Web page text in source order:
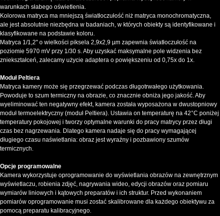
warunkach słabego oświetlenia.
Kolorowa matryca ma mniejszą światłoczułość niż matryca monochromatyczna,
ale jest absolutnie niezbędna w badaniach, w których obiekty są identyfikowane i
klasyfikowane na podstawie koloru.
Matryca 1/1,2" o wielkości piksela 2,9x2,9 µm zapewnia światłoczułość na
poziomie 5970 mV przy 1/30 s. Aby uzyskać maksymalne pole widzenia bez
zniekształceń, zalecamy użycie adaptera o powiększeniu od 0,75x do 1x.
Moduł Peltiera
Matryca kamery może się przegrzewać podczas długotrwałego użytkowania.
Powoduje to szum termiczny na obrazie, co znacznie obniża jego jakość. Aby
wyeliminować ten negatywny efekt, kamera została wyposażona w dwustopniowy
moduł termoelektryczny (moduł Peltiera). Ustawia on temperaturę na 42°C poniżej
temperatury pokojowej i tworzy optymalne warunki do pracy matrycy przez długi
czas bez nagrzewania. Dlatego kamera nadaje się do pracy wymagającej
długiego czasu naświetlania: obraz jest wyraźny i pozbawiony szumów
termicznych.
Opcje programowalne
Kamera wykorzystuje oprogramowanie do wyświetlania obrazów na zewnętrznym
wyświetlaczu, robienia zdjęć, nagrywania wideo, edycji obrazów oraz pomiaru
wymiarów liniowych i kątowych preparatów i ich struktur. Przed wykonaniem
pomiarów oprogramowanie musi zostać skalibrowane dla każdego obiektywu za
pomocą preparatu kalibracyjnego.